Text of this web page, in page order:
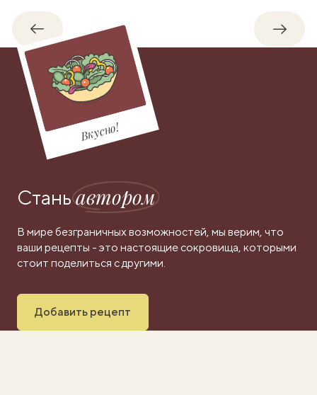
Обратно
Вкусно!
Станьавтором
В мире безграничных возможностей, мы верим, что
ваши рецепты - это настоящие сокровища, которыми
стоит поделиться с другими.
Добавить рецепт